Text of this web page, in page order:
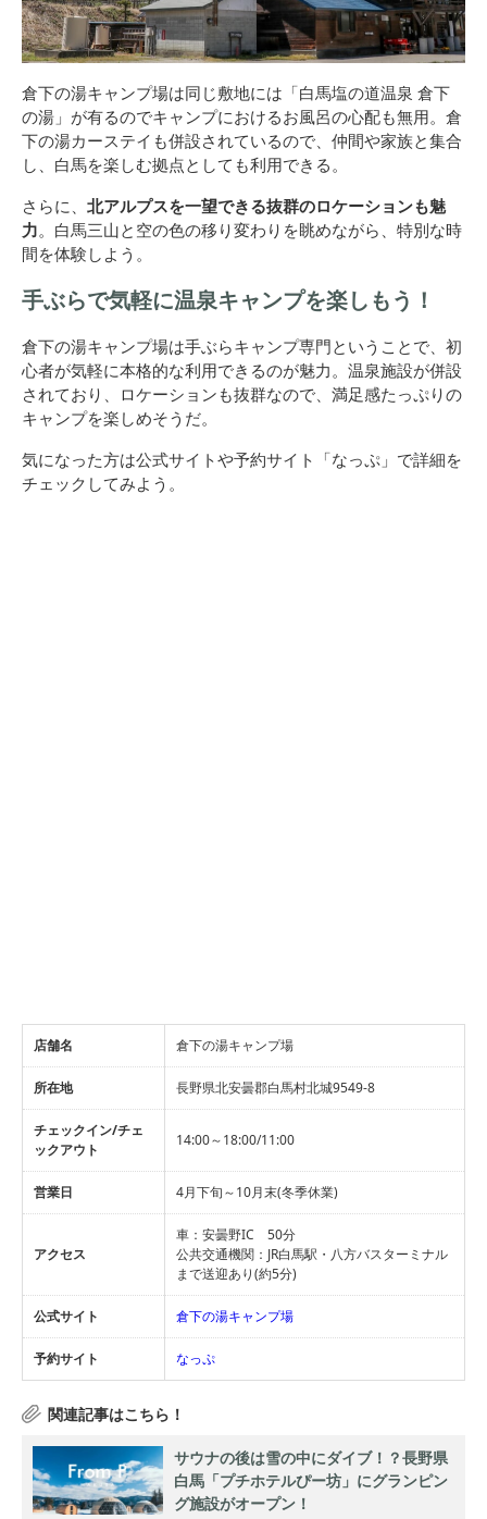
倉下の湯キャンプ場は同じ敷地には「白馬塩の道温泉 倉下
の湯」が有るのでキャンプにおけるお風呂の心配も無用。倉
下の湯カーステイも併設されているので、仲間や家族と集合
し、白馬を楽しむ拠点としても利用できる。
さらに、 北アルプスを一望できる抜群のロケーションも魅
力。白馬三山と空の色の移り変わりを眺めながら、特別な時
間を体験しよう。
手ぶらで気軽に温泉キャンプを楽しもう！
倉下の湯キャンプ場は手ぶらキャンプ専門ということで、初
心者が気軽に本格的な利用できるのが魅力。温泉施設が併設
されており、ロケーションも抜群なので、満足感たっぷりの
キャンプを楽しめそうだ。
気になった方は公式サイトや予約サイト「なっぷ」で詳細を
チェックしてみよう。
店舗名 倉下の湯キャンプ場
所在地 長野県北安曇郡白馬村北城9549-8
チェックイン/チェ
ックアウト
14:00～18:00/11:00
営業日 4月下旬～10月末(冬季休業)
アクセス
車：安曇野IC 50分
公共交通機関：JR白馬駅・八方バスターミナル
まで送迎あり(約5分)
公式サイト 倉下の湯キャンプ場
予約サイト なっぷ
サウナの後は雪の中にダイブ！？長野県
白馬「プチホテルぴー坊」にグランピン
グ施設がオープン！